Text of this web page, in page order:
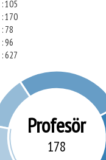
: 105
: 170
: 78
: 96
: 627
Profesör
178